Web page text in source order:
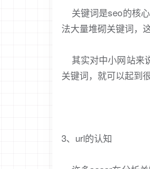
关键词是seo的核
法大量堆砌关键词，
其实对中小网站来
关键词，就可以起到
3、url的认知